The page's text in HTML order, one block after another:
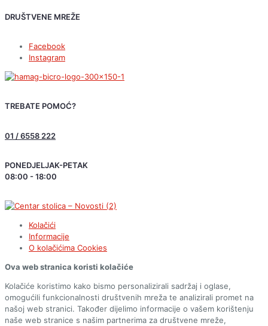
DRUŠTVENE MREŽE
Facebook
Instagram
TREBATE POMOĆ?
01 / 6558 222
PONEDJELJAK-PETAK
08:00 - 18:00
Kolačići
Informacije
O kolačićima Cookies
Ova web stranica koristi kolačiće
Kolačiće koristimo kako bismo personalizirali sadržaj i oglase,
omogućili funkcionalnosti društvenih mreža te analizirali promet na
našoj web stranici. Također dijelimo informacije o vašem korištenju
naše web stranice s našim partnerima za društvene mreže,